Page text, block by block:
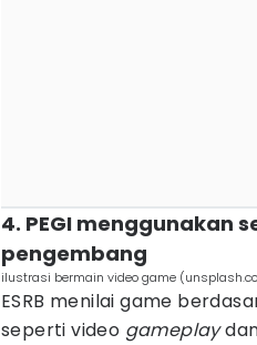
4. PEGI menggunakan
pengembang
ilustrasi bermain video game
ESRB menilai game
seperti video gameplay